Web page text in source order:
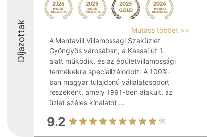
Díjazottak
Mutass többet >>
A Mentavill Villamossági Szaküzlet
Gyöngyös városában, a Kassai út 1.
alatt működik, és az épületvillamossági
termékekre specializálódott. A 100%-
ban magyar tulajdonú vállalatcsoport
részeként, amely 1991-ben alakult, az
üzlet széles kínálatot ...
9.2